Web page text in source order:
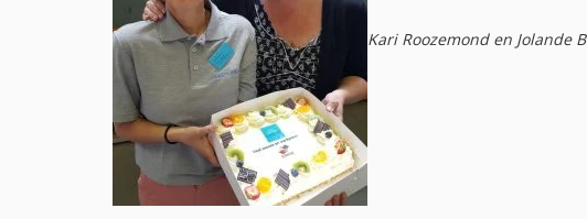
Kari Roozemond en Jolande